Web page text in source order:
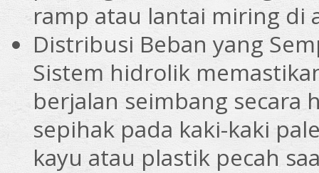
ramp atau lantai miring di
Distribusi Beban yang
Sistem hidrolik
berjalan seimbang secara
sepihak pada kaki-kaki
kayu atau plastik pecah